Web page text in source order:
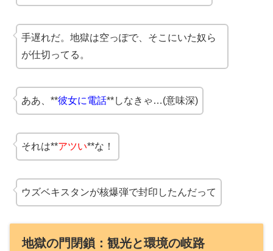
手遅れだ。地獄は空っぽで、そこにいた奴ら
が仕切ってる。
ああ、**彼女に電話**しなきゃ…(意味深)
それは**アツい**な！
ウズベキスタンが核爆弾で封印したんだって
地獄の門閉鎖：観光と環境の岐路